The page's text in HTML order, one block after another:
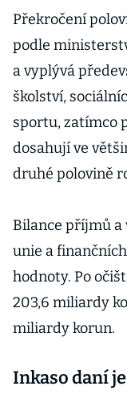
Překročení
podle
a vyplývá
školství,
sportu, zatímco
dosahují ve
druhé polovině
Bilance příjmů a
unie a
hodnoty. Po
203,6 miliardy
miliardy korun.
Inkaso daní